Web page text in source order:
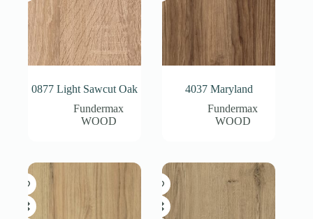
0877 Light Sawcut Oak
Fundermax
WOOD
4037 Maryland
Fundermax
WOOD